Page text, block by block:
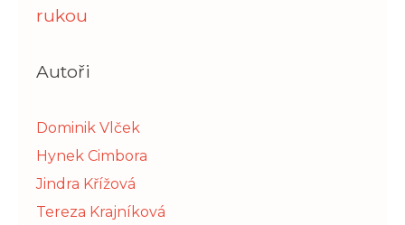
rukou
Autoři
Dominik Vlček
Hynek Cimbora
Jindra Křížová
Tereza Krajníková